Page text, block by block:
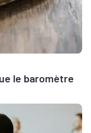
le baromètre